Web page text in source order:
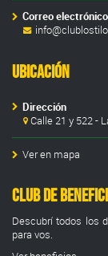
Correo
Ubicación
Dirección
Calle 21 y 522 -
Ver en mapa
Club de
Descubrí todos los
para vos.